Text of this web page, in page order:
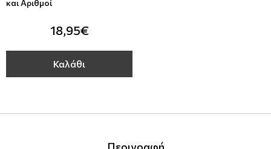
και Αριθμοί
18,95€
Καλάθι